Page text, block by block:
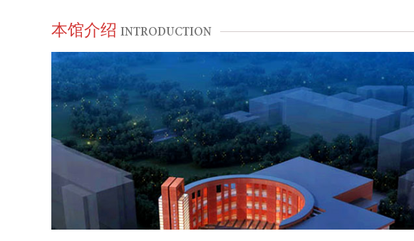
本馆介绍 INTRODUCTION